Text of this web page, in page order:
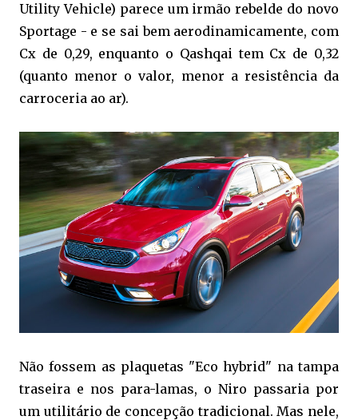
Utility Vehicle) parece um irmão rebelde do novo
Sportage - e se sai bem aerodinamicamente, com
Cx de 0,29, enquanto o Qashqai tem Cx de 0,32
(quanto menor o valor, menor a resistência da
carroceria ao ar).
Não fossem as plaquetas "Eco hybrid" na tampa
traseira e nos para-lamas, o Niro passaria por
um utilitário de concepção tradicional. Mas nele,